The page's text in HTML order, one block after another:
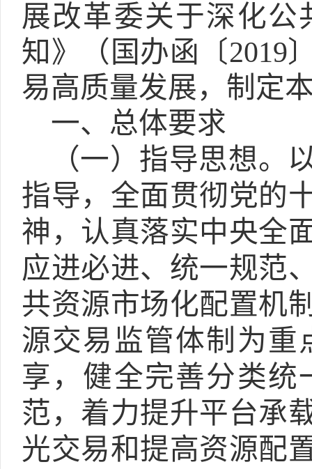
展改革委关于深化
知》（国办函〔2019
易高质量发展，制定
一、总体要求
（一）指导思想。
指导，全面贯彻党的
神，认真落实中央全
应进必进、统一规范
共资源市场化配置机
源交易监管体制为重
享，健全完善分类统
范，着力提升平台承
光交易和提高资源配